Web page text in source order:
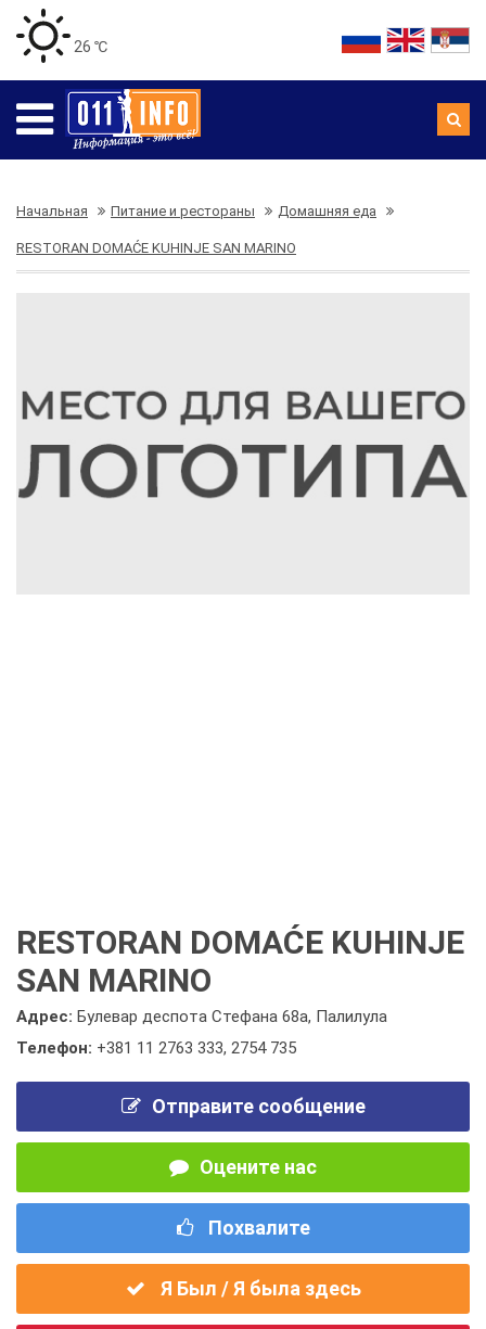
26 ℃
Начальная Питание и рестораны Домашняя еда
RESTORAN DOMAĆE KUHINJE SAN MARINO
RESTORAN DOMAĆE KUHINJE
SAN MARINO
Адрес: Булевар деспота Стефана 68а, Палилула
Телефон: +381 11 2763 333, 2754 735
Отправите сообщение
Оцените нас
Похвалите
Я Был / Я была здесь